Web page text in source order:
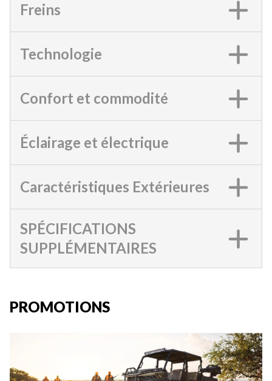
Freins
Technologie
Confort et commodité
Éclairage et électrique
Caractéristiques Extérieures
SPÉCIFICATIONS
SUPPLÉMENTAIRES
PROMOTIONS